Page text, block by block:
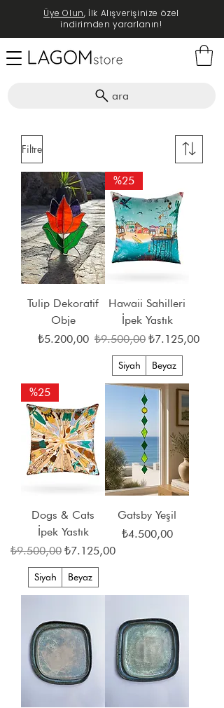
ara
Üye Olun, İlk Alışverişinize özel
indirimden yararlanın!
Filtre
Tulip Dekoratif
Obje
Fiyat
₺5.200,00
%25
Hawaii Sahilleri
İpek Yastık
Normal Fiyat
₺9.500,00 İndirimli Fiyat
₺7.125,00
Siyah Beyaz
%25
Dogs & Cats
İpek Yastık
Normal Fiyat
₺9.500,00 İndirimli Fiyat
₺7.125,00
Siyah Beyaz
Gatsby Yeşil
Fiyat
₺4.500,00